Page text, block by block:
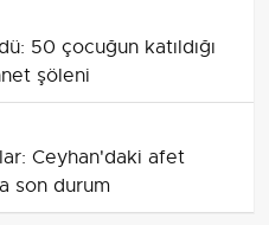
50 çocuğun katıldığı
şöleni
Ceyhan'daki afet
son durum